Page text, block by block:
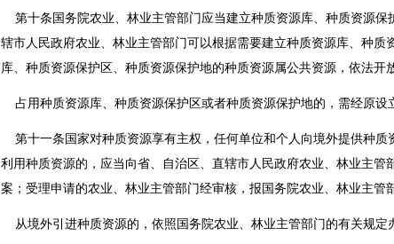
第十条国务院农业、林业主管部门应当建立种质资源库、种质资源保
辖市人民政府农业、林业主管部门可以根据需要建立种质资源库、种质
库、种质资源保护区、种质资源保护地的种质资源属公共资源，依法开
占用种质资源库、种质资源保护区或者种质资源保护地的，需经原设
第十一条国家对种质资源享有主权，任何单位和个人向境外提供种质
利用种质资源的，应当向省、自治区、直辖市人民政府农业、林业主管
案；受理申请的农业、林业主管部门经审核，报国务院农业、林业主管
从境外引进种质资源的，依照国务院农业、林业主管部门的有关规定